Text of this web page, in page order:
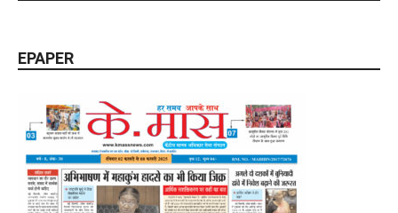
EPAPER